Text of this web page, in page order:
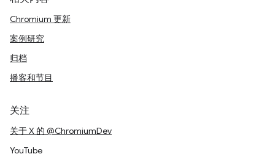
Chromium 更新
案例研究
归档
播客和节目
关注
关于 X 的 @ChromiumDev
YouTube